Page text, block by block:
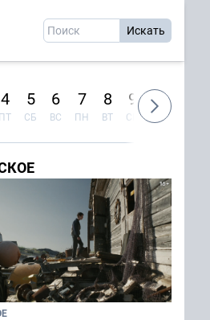
4
ПТ
5
СБ
6
ВС
7
ПН
8
ВТ
9
СР
10
ЧТ